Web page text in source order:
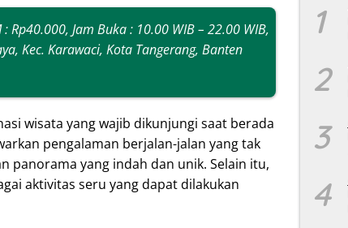
: Rp40.000, Jam Buka : 10.00 WIB – 22.00 WIB,
Kec. Karawaci, Kota Tangerang, Banten
wisata yang wajib dikunjungi saat berada
pengalaman berjalan-jalan yang tak
panorama yang indah dan unik. Selain itu,
aktivitas seru yang dapat dilakukan
1
2
3
4